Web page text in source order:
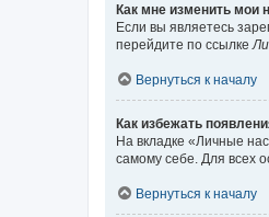
Как мне изменить мои
Если вы являетесь
перейдите по ссылке
Вернуться к началу
Как избежать
На вкладке «Личные
самому себе. Для всех
Вернуться к началу